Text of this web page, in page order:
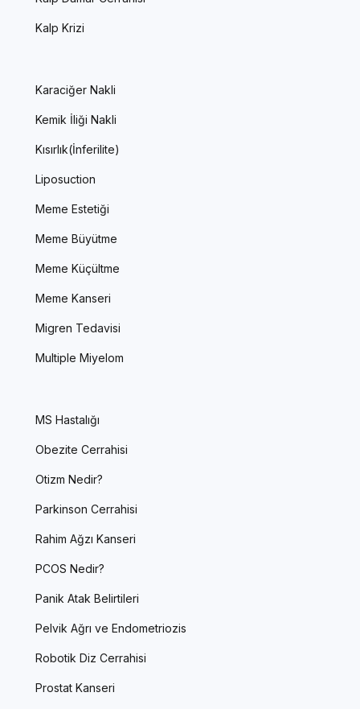
Kalp Krizi
Karaciğer Nakli
Kemik İliği Nakli
Kısırlık(İnferilite)
Liposuction
Meme Estetiği
Meme Büyütme
Meme Küçültme
Meme Kanseri
Migren Tedavisi
Multiple Miyelom
MS Hastalığı
Obezite Cerrahisi
Otizm Nedir?
Parkinson Cerrahisi
Rahim Ağzı Kanseri
PCOS Nedir?
Panik Atak Belirtileri
Pelvik Ağrı ve Endometriozis
Robotik Diz Cerrahisi
Prostat Kanseri